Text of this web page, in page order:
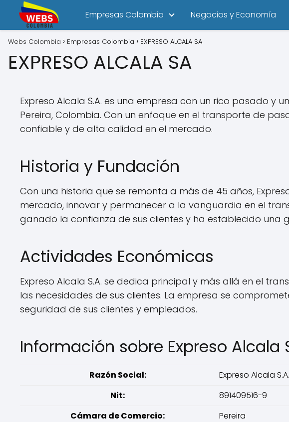
Empresas Colombia Negocios y Economía
Webs Colombia Empresas Colombia EXPRESO ALCALA SA
EXPRESO ALCALA SA
Expreso Alcala S.A. es una empresa con un rico pasado y
Pereira, Colombia. Con un enfoque en el transporte de
confiable y de alta calidad en el mercado.
Historia y Fundación
Con una historia que se remonta a más de 45 años,
mercado, innovar y permanecer a la vanguardia en el
ganado la confianza de sus clientes y ha establecido una
Actividades Económicas
Expreso Alcala S.A. se dedica principal y más allá en el
las necesidades de sus clientes. La empresa se
seguridad de sus clientes y empleados.
Información sobre Expreso Alcala
Razón Social:
Expreso Alcala S.A.
Nit:
891409516-9
Cámara de Comercio:
Pereira